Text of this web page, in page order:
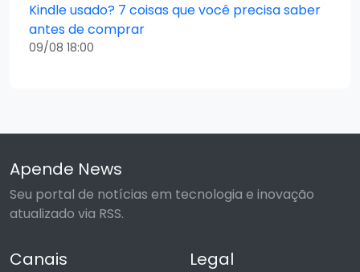
Kindle usado? 7 coisas que você precisa saber
antes de comprar
09/08 18:00
Apende News
Seu portal de notícias em tecnologia e inovação
atualizado via RSS.
Canais Legal